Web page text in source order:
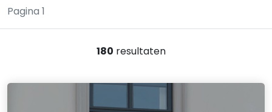
Pagina 1
180 resultaten